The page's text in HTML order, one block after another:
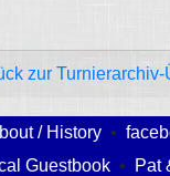
zur Turnierarchiv-
/ History •
Guestbook • Pat